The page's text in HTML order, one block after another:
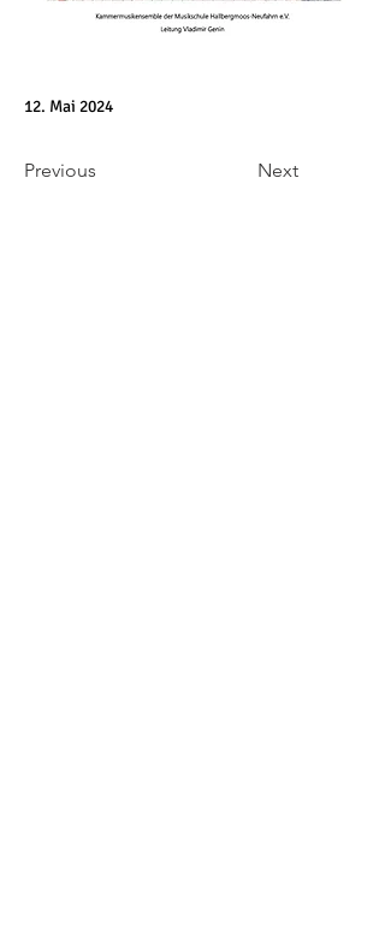
12. Mai 2024
Previous Next